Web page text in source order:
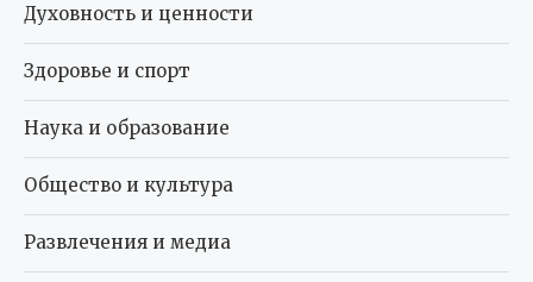
Духовность и ценности
Здоровье и спорт
Наука и образование
Общество и культура
Развлечения и медиа